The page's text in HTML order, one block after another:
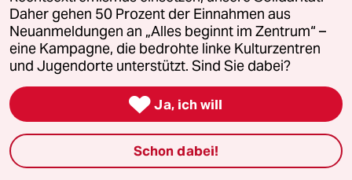
6 Der Ernstfall
taz
Folgen Sie uns
Daher gehen 50 Prozent der Einnahmen aus
Neuanmeldungen an „Alles beginnt im Zentrum“ –
eine Kampagne, die bedrohte linke Kulturzentren
und Jugendorte unterstützt. Sind Sie dabei?
 Ja, ich will
Schon dabei!